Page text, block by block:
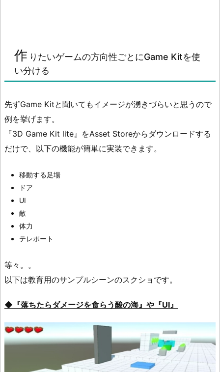
作 りたいゲームの方向性ごとにGame Kitを使
い分ける
先ずGame Kitと聞いてもイメージが湧きづらいと思うので
例を挙げます。
『3D Game Kit lite』をAsset Storeからダウンロードする
だけで、以下の機能が簡単に実装できます。
移動する足場
ドア
UI
敵
体力
テレポート
等々。。
以下は教育用のサンプルシーンのスクショです。
◆『落ちたらダメージを食らう酸の海』や『UI』